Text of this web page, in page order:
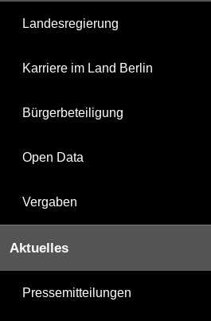
Landesregierung
Karriere im Land Berlin
Bürgerbeteiligung
Open Data
Vergaben
Aktuelles
Pressemitteilungen